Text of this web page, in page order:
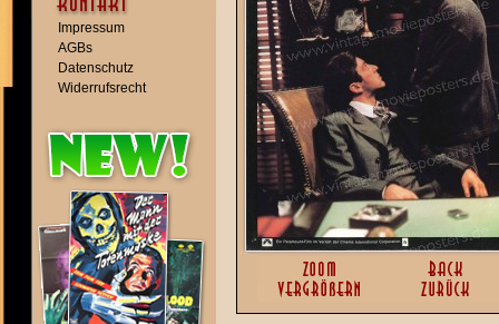
Impressum
AGBs
Datenschutz
Widerrufsrecht